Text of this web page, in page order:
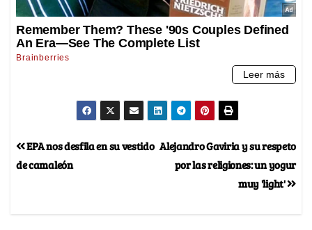
Alejandro Gaviria y su respeto
por las religiones: un yogur
muy 'light'
EPA nos desfila en su vestido
de camaleón